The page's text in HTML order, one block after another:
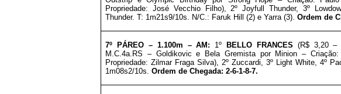
Propriedade: José Vecchio Filho), 2º Joyfull Thunder, 3º
Thunder. T: 1m21s9/10s. N/C.: Faruk Hill (2) e Yarra (3).Ordem de
7º PÁREO – 1.100m – AM: 1º BELLO FRANCES (R$ 3,20 –
M.C.4a.RS – Goldikovic e Bela Gremista por Minion –
Propriedade: Zilmar Fraga Silva), 2º Zuccardi, 3º Light White, 4º
1m08s2/10s.Ordem de Chegada: 2-6-1-8-7.